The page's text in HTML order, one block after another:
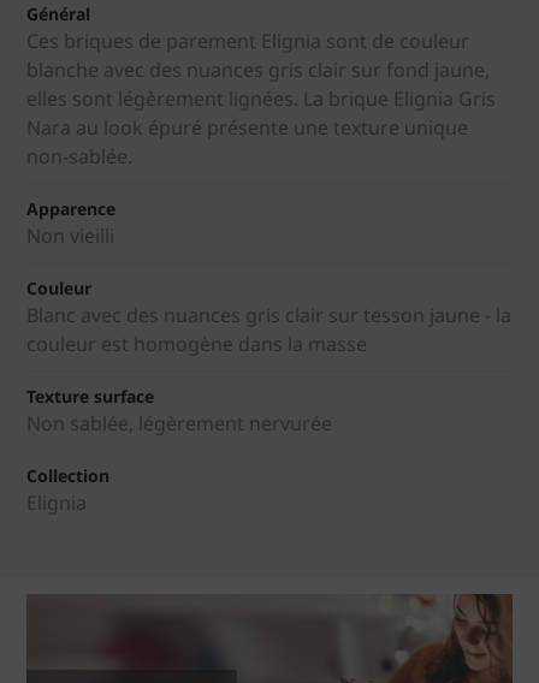
Général
Ces briques de parement Elignia sont de couleur
blanche avec des nuances gris clair sur fond jaune,
elles sont légèrement lignées. La brique Elignia Gris
Nara au look épuré présente une texture unique
non-sablée.
Apparence
Non vieilli
Couleur
Blanc avec des nuances gris clair sur tesson jaune - la
couleur est homogène dans la masse
Texture surface
Non sablée, légèrement nervurée
Collection
Elignia